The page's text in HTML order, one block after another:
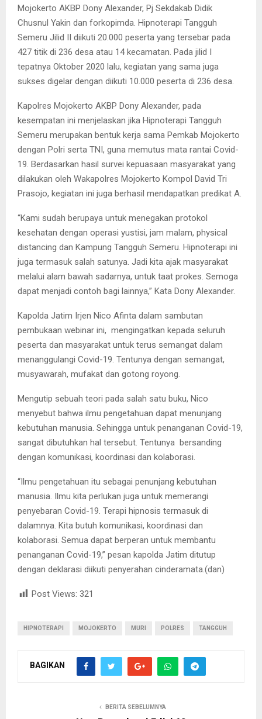
Mojokerto AKBP Dony Alexander, Pj Sekdakab Didik
Chusnul Yakin dan forkopimda. Hipnoterapi Tangguh
Semeru Jilid II diikuti 20.000 peserta yang tersebar pada
427 titik di 236 desa atau 14 kecamatan. Pada jilid I
tepatnya Oktober 2020 lalu, kegiatan yang sama juga
sukses digelar dengan diikuti 10.000 peserta di 236 desa.
Kapolres Mojokerto AKBP Dony Alexander, pada
kesempatan ini menjelaskan jika Hipnoterapi Tangguh
Semeru merupakan bentuk kerja sama Pemkab Mojokerto
dengan Polri serta TNI, guna memutus mata rantai Covid-
19. Berdasarkan hasil survei kepuasaan masyarakat yang
dilakukan oleh Wakapolres Mojokerto Kompol David Tri
Prasojo, kegiatan ini juga berhasil mendapatkan predikat A.
“Kami sudah berupaya untuk menegakan protokol
kesehatan dengan operasi yustisi, jam malam, physical
distancing dan Kampung Tangguh Semeru. Hipnoterapi ini
juga termasuk salah satunya. Jadi kita ajak masyarakat
melalui alam bawah sadarnya, untuk taat prokes. Semoga
dapat menjadi contoh bagi lainnya,” Kata Dony Alexander.
Kapolda Jatim Irjen Nico Afinta dalam sambutan
pembukaan webinar ini, mengingatkan kepada seluruh
peserta dan masyarakat untuk terus semangat dalam
menanggulangi Covid-19. Tentunya dengan semangat,
musyawarah, mufakat dan gotong royong.
Mengutip sebuah teori pada salah satu buku, Nico
menyebut bahwa ilmu pengetahuan dapat menunjang
kebutuhan manusia. Sehingga untuk penanganan Covid-19,
sangat dibutuhkan hal tersebut. Tentunya bersanding
dengan komunikasi, koordinasi dan kolaborasi.
“Ilmu pengetahuan itu sebagai penunjang kebutuhan
manusia. Ilmu kita perlukan juga untuk memerangi
penyebaran Covid-19. Terapi hipnosis termasuk di
dalamnya. Kita butuh komunikasi, koordinasi dan
kolaborasi. Semua dapat berperan untuk membantu
penanganan Covid-19,” pesan kapolda Jatim ditutup
dengan deklarasi diikuti penyerahan cinderamata.(dan)
Post Views: 321
HIPNOTERAPI MOJOKERTO MURI POLRES TANGGUH
BAGIKAN
BERITA SEBELUMNYA